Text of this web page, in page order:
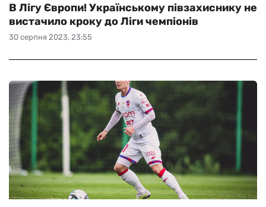
30 серпня 2023, 23:55
В Лігу Європи! Українському півзахиснику не
вистачило кроку до Ліги чемпіонів